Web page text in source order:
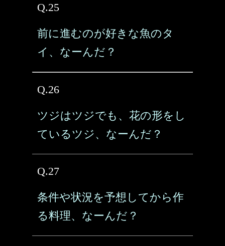
Q.25
前に進むのが好きな魚のタ
イ、なーんだ？
Q.26
ツジはツジでも、花の形をし
ているツジ、なーんだ？
Q.27
条件や状況を予想してから作
る料理、なーんだ？